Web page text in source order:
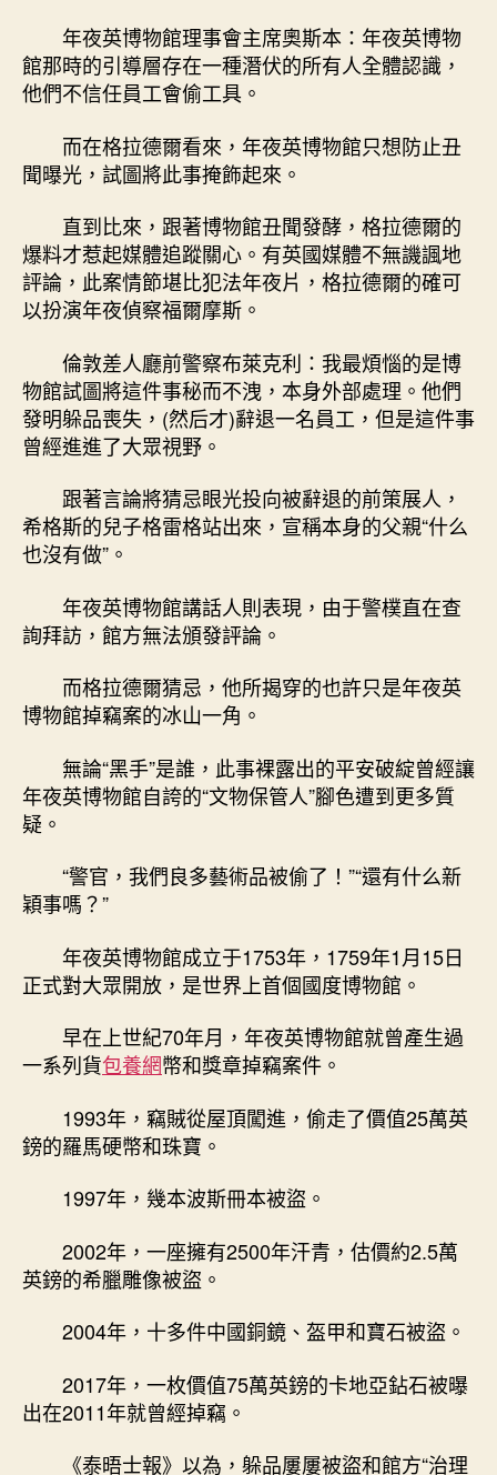
年夜英博物館理事會主席奧斯本：年夜英博物
館那時的引導層存在一種潛伏的所有人全體認識，
他們不信任員工會偷工具。
而在格拉德爾看來，年夜英博物館只想防止丑
聞曝光，試圖將此事掩飾起來。
直到比來，跟著博物館丑聞發酵，格拉德爾的
爆料才惹起媒體追蹤關心。有英國媒體不無譏諷地
評論，此案情節堪比犯法年夜片，格拉德爾的確可
以扮演年夜偵察福爾摩斯。
倫敦差人廳前警察布萊克利：我最煩惱的是博
物館試圖將這件事秘而不洩，本身外部處理。他們
發明躲品喪失，(然后才)辭退一名員工，但是這件事
曾經進進了大眾視野。
跟著言論將猜忌眼光投向被辭退的前策展人，
希格斯的兒子格雷格站出來，宣稱本身的父親“什么
也沒有做”。
年夜英博物館講話人則表現，由于警樸直在查
詢拜訪，館方無法頒發評論。
而格拉德爾猜忌，他所揭穿的也許只是年夜英
博物館掉竊案的冰山一角。
無論“黑手”是誰，此事裸露出的平安破綻曾經讓
年夜英博物館自誇的“文物保管人”腳色遭到更多質
疑。
“警官，我們良多藝術品被偷了！”“還有什么新
穎事嗎？”
年夜英博物館成立于1753年，1759年1月15日
正式對大眾開放，是世界上首個國度博物館。
早在上世紀70年月，年夜英博物館就曾產生過
一系列貨包養網幣和獎章掉竊案件。
1993年，竊賊從屋頂闖進，偷走了價值25萬英
鎊的羅馬硬幣和珠寶。
1997年，幾本波斯冊本被盜。
2002年，一座擁有2500年汗青，估價約2.5萬
英鎊的希臘雕像被盜。
2004年，十多件中國銅鏡、盔甲和寶石被盜。
2017年，一枚價值75萬英鎊的卡地亞鉆石被曝
出在2011年就曾經掉竊。
《泰晤士報》以為，躲品屢屢被盜和館方“治理